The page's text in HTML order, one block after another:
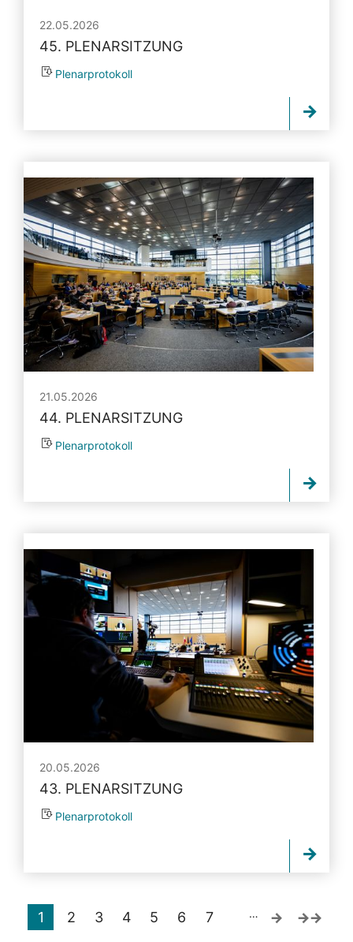
22.05.2026
45. PLENARSITZUNG
Plenarprotokoll
21.05.2026
44. PLENARSITZUNG
Plenarprotokoll
20.05.2026
43. PLENARSITZUNG
Plenarprotokoll
1 2 3 4 5 6 7 …